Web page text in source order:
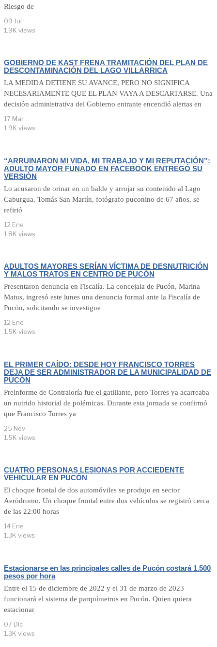
Riesgo de
09 Jul
1.9K views
GOBIERNO DE KAST FRENA TRAMITACIÓN DEL PLAN DE
DESCONTAMINACIÓN DEL LAGO VILLARRICA
LA MEDIDA DETIENE SU AVANCE, PERO NO SIGNIFICA
NECESARIAMENTE QUE EL PLAN VAYA A DESCARTARSE. Una
decisión administrativa del Gobierno entrante encendió alertas en
17 Mar
1.9K views
“ARRUINARON MI VIDA, MI TRABAJO Y MI REPUTACIÓN”:
ADULTO MAYOR FUNADO EN FACEBOOK ENTREGÓ SU
VERSIÓN
Lo acusaron de orinar en un balde y arrojar su contenido al Lago
Caburgua. Tomás San Martín, fotógrafo puconino de 67 años, se
refirió
12 Ene
1.8K views
ADULTOS MAYORES SERÍAN VÍCTIMA DE DESNUTRICIÓN
Y MALOS TRATOS EN CENTRO DE PUCÓN
Presentaron denuncia en Fiscalía. La concejala de Pucón, Marina
Matus, ingresó este lunes una denuncia formal ante la Fiscalía de
Pucón, solicitando se investigue
12 Ene
1.5K views
EL PRIMER CAÍDO: DESDE HOY FRANCISCO TORRES
DEJA DE SER ADMINISTRADOR DE LA MUNICIPALIDAD DE
PUCÓN
Preinforme de Contraloría fue el gatillante, pero Torres ya acarreaba
un nutrido historial de polémicas. Durante esta jornada se confirmó
que Francisco Torres ya
25 Nov
1.5K views
CUATRO PERSONAS LESIONAS POR ACCIEDENTE
VEHICULAR EN PUCÓN
El choque frontal de dos automóviles se produjo en sector
Aeródromo. Un choque frontal entre dos vehículos se registró cerca
de las 22:00 horas
14 Ene
1.3K views
Estacionarse en las principales calles de Pucón costará 1.500
pesos por hora
Entre el 15 de diciembre de 2022 y el 31 de marzo de 2023
funcionará el sistema de parquímetros en Pucón. Quien quiera
estacionar
07 Dic
1.3K views